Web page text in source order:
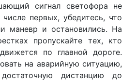
сигнал светофора не
первых, убедитесь, что
маневр и остановились. На
пропускайте тех, кто
по главной дороге.
на аварийную ситуацию,
дистанцию до